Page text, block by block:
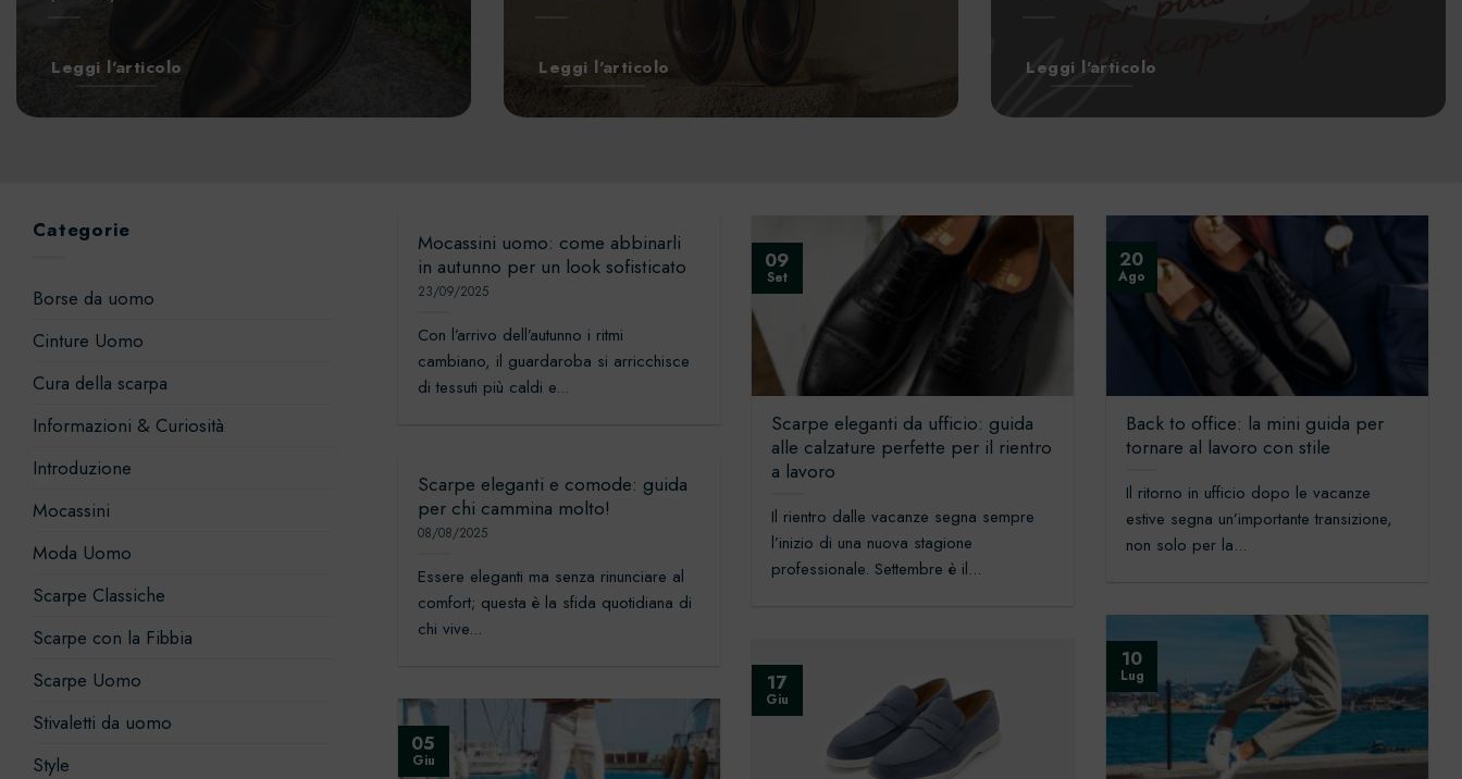
Leggi l'articolo Leggi l'articolo Leggi l'articolo
Categorie
Borse da uomo
Cinture Uomo
Cura della scarpa
Informazioni & Curiosità
Introduzione
Mocassini
Moda Uomo
Scarpe Classiche
Scarpe con la Fibbia
Scarpe Uomo
Stivaletti da uomo
Style
Mocassini uomo: come abbinarli
in autunno per un look sofisticato
23/09/2025
Con l’arrivo dell’autunno i ritmi
cambiano, il guardaroba si arricchisce
di tessuti più caldi e...
Scarpe eleganti da ufficio: guida
alle calzature perfette per il rientro
a lavoro
Il rientro dalle vacanze segna sempre
l’inizio di una nuova stagione
professionale. Settembre è il...
09
Set
Back to office: la mini guida per
tornare al lavoro con stile
Il ritorno in ufficio dopo le vacanze
estive segna un’importante transizione,
non solo per la...
20
Ago
Scarpe eleganti e comode: guida
per chi cammina molto!
08/08/2025
Essere eleganti ma senza rinunciare al
comfort; questa è la sfida quotidiana di
chi vive...
10
Lug
17
Giu
05
Giu